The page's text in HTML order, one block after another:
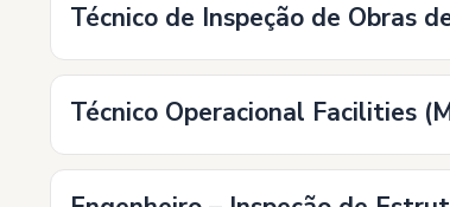
Técnico de Inspeção de Obras
Técnico Operacional Facilities